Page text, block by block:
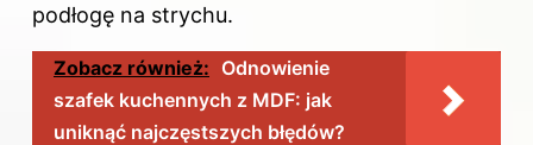
podłogę na strychu.
Zobacz również: Odnowienie
szafek kuchennych z MDF: jak
uniknąć najczęstszych błędów?